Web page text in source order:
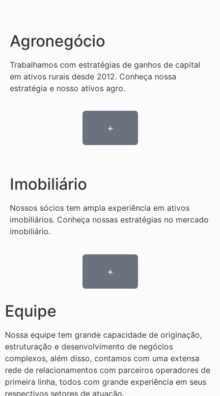
Agronegócio
Trabalhamos com estratégias de ganhos de capital
em ativos rurais desde 2012. Conheça nossa
estratégia e nosso ativos agro.
+
Imobiliário
Nossos sócios tem ampla experiência em ativos
imobiliários. Conheça nossas estratégias no mercado
imobiliário.
+
Equipe
Nossa equipe tem grande capacidade de originação,
estruturação e desenvolvimento de negócios
complexos, além disso, contamos com uma extensa
rede de relacionamentos com parceiros operadores de
primeira linha, todos com grande experiência em seus
respectivos setores de atuação.